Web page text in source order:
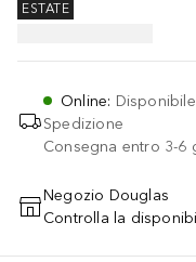
ESTATE
Online: Disponibile
Spedizione
Consegna entro 3-6
Negozio Douglas
Controlla la